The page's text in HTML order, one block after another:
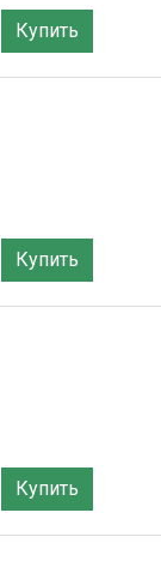
Купить
Купить
Купить